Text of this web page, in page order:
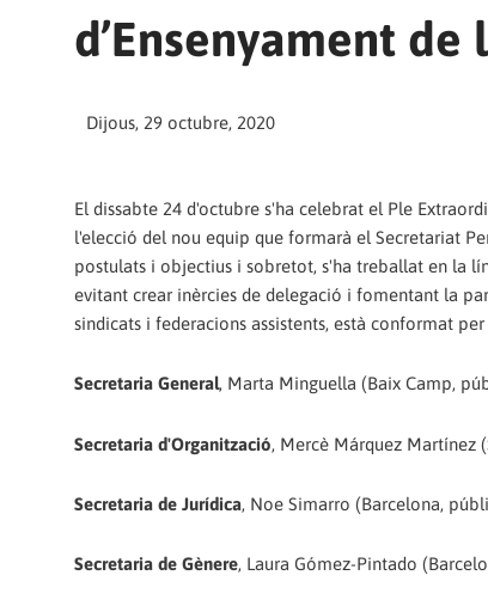
d’Ensenyament de
Dijous, 29 octubre, 2020
El dissabte 24 d'octubre s'ha celebrat el Ple
l'elecció del nou equip que formarà el Secretariat
postulats i objectius i sobretot, s'ha treballat en la
evitant crear inèrcies de delegació i fomentant la
sindicats i federacions assistents, està conformat
Secretaria General, Marta Minguella (Baix Camp,
Secretaria d'Organització, Mercè Márquez Martínez
Secretaria de Jurídica, Noe Simarro (Barcelona,
Secretaria de Gènere, Laura Gómez-Pintado